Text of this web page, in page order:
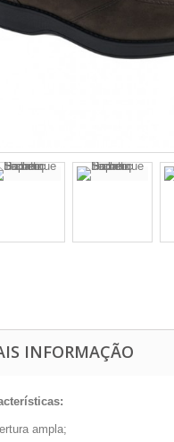
INFORMAÇÃO
ampla;